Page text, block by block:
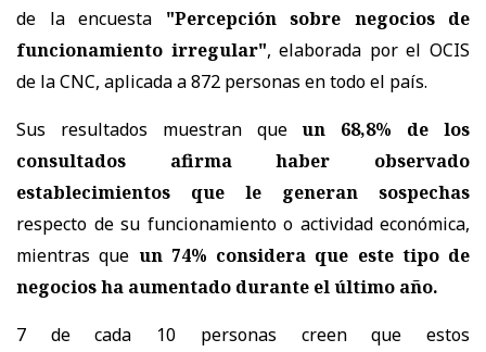
de la encuesta "Percepción sobre negocios de
funcionamiento irregular", elaborada por el OCIS
de la CNC, aplicada a 872 personas en todo el país.
Sus resultados muestran queun 68,8% de los
consultados afirma haber observado
establecimientos que le generan sospechas
respecto de su funcionamiento o actividad económica,
mientras que un 74% considera que este tipo de
negocios ha aumentado durante el último año.
7 de cada 10 personas creen que estos